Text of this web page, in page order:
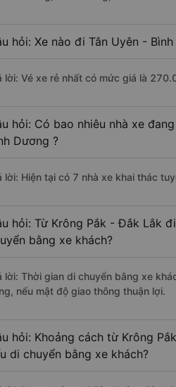
hỏi: Xe nào đi Tân Uyên -
lời: Vé xe rẻ nhất có mức giá là
hỏi: Có bao nhiêu nhà xe
Dương ?
lời: Hiện tại có 7 nhà xe khai thác
hỏi: Từ Krông Pắk - Đắk Lắk
bằng xe khách?
lời: Thời gian di chuyển bằng xe
nếu mật độ giao thông thuận lợi.
hỏi: Khoảng cách từ Krông
di chuyển bằng xe khách?